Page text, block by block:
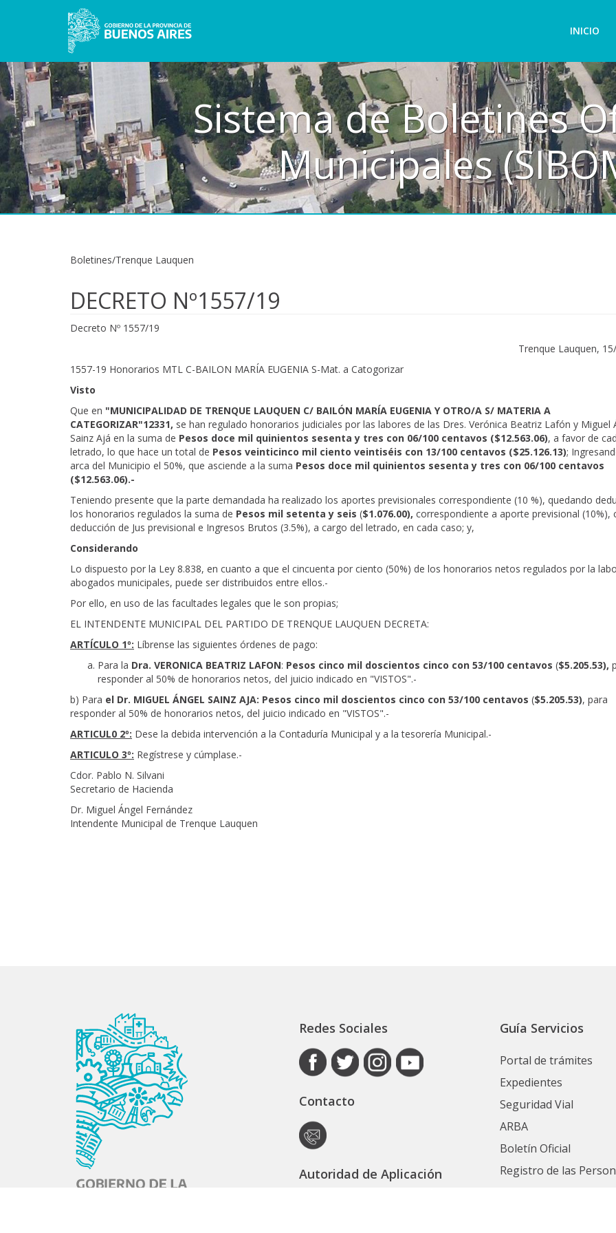
INICIO
Sistema de Boletines
Municipales
Boletines/Trenque Lauquen
DECRETO Nº1557/19
Decreto Nº 1557/19
Trenque Lauquen,
1557-19 Honorarios MTL C-BAILON MARÍA EUGENIA S-Mat. a Catogorizar
Visto
Que en "MUNICIPALIDAD DE TRENQUE LAUQUEN C/ BAILÓN MARÍA EUGENIA Y OTRO/A S/ MATERIA A
CATEGORIZAR"12331, se han regulado honorarios judiciales por las labores de las Dres. Verónica Beatriz Lafón y Miguel
Sainz Ajá en la suma de Pesos doce mil quinientos sesenta y tres con 06/100 centavos ($12.563.06), a favor de
letrado, lo que hace un total de Pesos veinticinco mil ciento veintiséis con 13/100 centavos ($25.126.13);
arca del Municipio el 50%, que asciende a la suma Pesos doce mil quinientos sesenta y tres con 06/100 centavos
($12.563.06).-
Teniendo presente que la parte demandada ha realizado los aportes previsionales correspondiente (10 %), quedando
los honorarios regulados la suma de Pesos mil setenta y seis ($1.076.00), correspondiente a aporte previsional (10%),
deducción de Jus previsional e Ingresos Brutos (3.5%), a cargo del letrado, en cada caso; y,
Considerando
Lo dispuesto por la Ley 8.838, en cuanto a que el cincuenta por ciento (50%) de los honorarios netos regulados por la
abogados municipales, puede ser distribuidos entre ellos.-
Por ello, en uso de las facultades legales que le son propias;
EL INTENDENTE MUNICIPAL DEL PARTIDO DE TRENQUE LAUQUEN DECRETA:
ARTÍCULO 1º: Líbrense las siguientes órdenes de pago:
Para la Dra. VERONICA BEATRIZ LAFON: Pesos cinco mil doscientos cinco con 53/100 centavos ($5.205.53),
responder al 50% de honorarios netos, del juicio indicado en "VISTOS".-
b) Para el Dr. MIGUEL ÁNGEL SAINZ AJA: Pesos cinco mil doscientos cinco con 53/100 centavos ($5.205.53), para
responder al 50% de honorarios netos, del juicio indicado en "VISTOS".-
ARTICUL0 2º: Dese la debida intervención a la Contaduría Municipal y a la tesorería Municipal.-
ARTICULO 3º: Regístrese y cúmplase.-
Cdor. Pablo N. Silvani
Secretario de Hacienda
Dr. Miguel Ángel Fernández
Intendente Municipal de Trenque Lauquen
Redes Sociales
Contacto
Autoridad de Aplicación
Guía Servicios
Portal de trámites
Expedientes
Seguridad Vial
ARBA
Boletín Oficial
Registro de las